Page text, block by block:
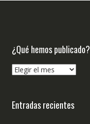
¿Qué hemos publicado?
¿Qué
Entradas recientes